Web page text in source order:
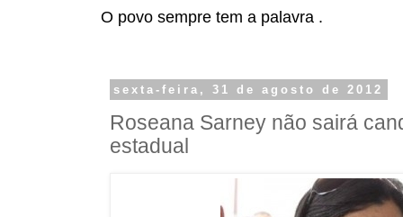
O povo sempre tem a palavra .
sexta-feira, 31 de agosto de 2012
Roseana Sarney não sairá
estadual